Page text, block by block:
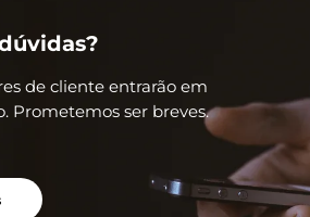
variar, sendo que ter o melhor
de cliente entrarão em
Prometemos ser breves.